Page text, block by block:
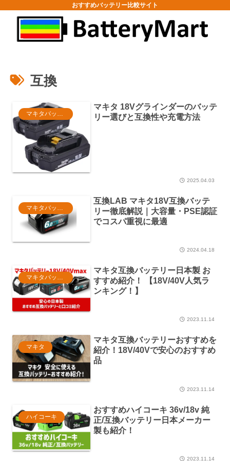
おすすめバッテリー比較サイト
互換
マキタバッテリー
マキタ 18Vグラインダーのバッテ
リー選びと互換性や充電方法
2025.04.03
マキタバッテリー日本製
互換LAB マキタ18V互換バッテ
リー徹底解説｜大容量・PSE認証
でコスパ重視に最適
2024.04.18
マキタバッテリー
マキタ互換バッテリー日本製 お
すすめ紹介！ 【18V/40V人気ラ
ンキング！】
2023.11.14
マキタ
マキタ互換バッテリーおすすめを
紹介！18V/40Vで安心のおすすめ
品
2023.11.14
ハイコーキ
おすすめハイコーキ 36v/18v 純
正/互換バッテリー日本メーカー
製も紹介！
2023.11.14